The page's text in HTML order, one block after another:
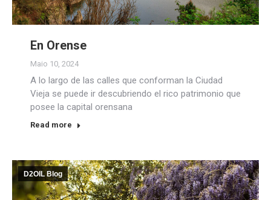
En Orense
Maio 10, 2024
A lo largo de las calles que conforman la Ciudad
Vieja se puede ir descubriendo el rico patrimonio que
posee la capital orensana
Read more
D2OIL Blog